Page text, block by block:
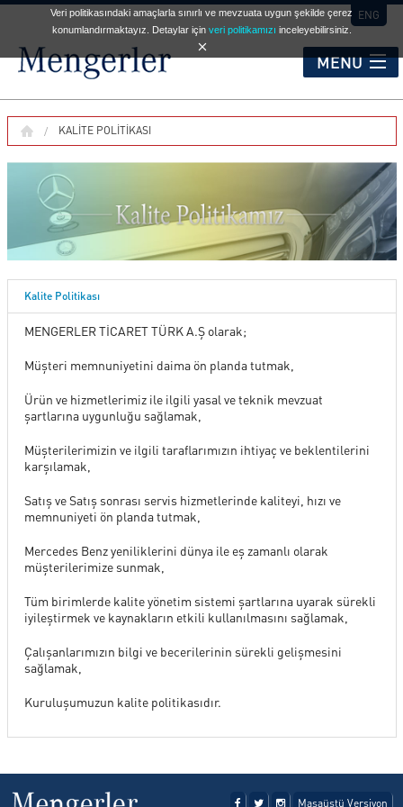
ENG
MENU
OTOMOBİL
İKİNCİ EL
SERVİS
ONLINE RANDEVU
TEST SÜRÜŞ TALEBİ
İLETİŞİM FORMU
KALITE POLITIKASI
Kalite Politikası
MENGERLER TİCARET TÜRK A.Ş olarak;
Müşteri memnuniyetini daima ön planda tutmak,
Ürün ve hizmetlerimiz ile ilgili yasal ve teknik mevzuat
şartlarına uygunluğu sağlamak,
Müşterilerimizin ve ilgili taraflarımızın ihtiyaç ve beklentilerini
karşılamak,
Satış ve Satış sonrası servis hizmetlerinde kaliteyi, hızı ve
memnuniyeti ön planda tutmak,
Mercedes Benz yeniliklerini dünya ile eş zamanlı olarak
müşterilerimize sunmak,
Tüm birimlerde kalite yönetim sistemi şartlarına uyarak sürekli
iyileştirmek ve kaynakların etkili kullanılmasını sağlamak,
Çalışanlarımızın bilgi ve becerilerinin sürekli gelişmesini
sağlamak,
Kuruluşumuzun kalite politikasıdır.
Masaüstü Versiyon
Veri politikasındaki amaçlarla sınırlı ve mevzuata uygun şekilde çerez
konumlandırmaktayız. Detaylar için veri politikamızı inceleyebilirsiniz.